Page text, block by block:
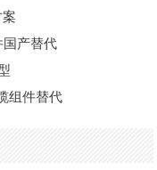
产替代
组件替代